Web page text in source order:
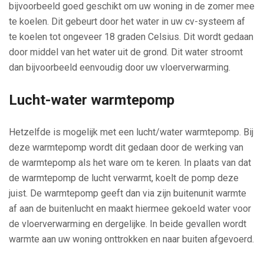
bijvoorbeeld goed geschikt om uw woning in de zomer mee
te koelen. Dit gebeurt door het water in uw cv-systeem af
te koelen tot ongeveer 18 graden Celsius. Dit wordt gedaan
door middel van het water uit de grond. Dit water stroomt
dan bijvoorbeeld eenvoudig door uw vloerverwarming.
Lucht-water warmtepomp
Hetzelfde is mogelijk met een lucht/water warmtepomp. Bij
deze warmtepomp wordt dit gedaan door de werking van
de warmtepomp als het ware om te keren. In plaats van dat
de warmtepomp de lucht verwarmt, koelt de pomp deze
juist. De warmtepomp geeft dan via zijn buitenunit warmte
af aan de buitenlucht en maakt hiermee gekoeld water voor
de vloerverwarming en dergelijke. In beide gevallen wordt
warmte aan uw woning onttrokken en naar buiten afgevoerd.